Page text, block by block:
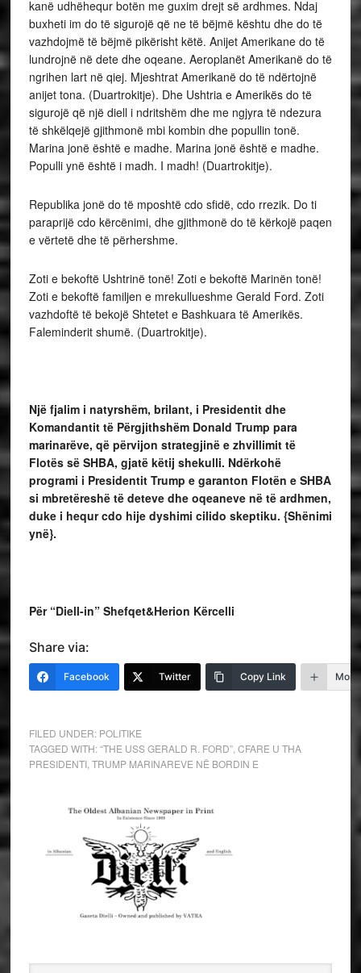
kanë udhëhequr botën me guxim drejt së ardhmes. Ndaj
buxheti im do të sigurojë që ne të bëjmë kështu dhe do të
vazhdojmë të bëjmë pikërisht këtë. Anijet Amerikane do të
lundrojnë në dete dhe oqeane. Aeroplanët Amerikanë do të
ngrihen lart në qiej. Mjeshtrat Amerikanë do të ndërtojnë
anijet tona. (Duartrokitje). Dhe Ushtria e Amerikës do të
sigurojë që një diell i ndritshëm dhe me ngjyra të ndezura
të shkëlqejë gjithmonë mbi kombin dhe popullin tonë.
Marina jonë është e madhe. Marina jonë është e madhe.
Populli ynë është i madh. I madh! (Duartrokitje).
Republika jonë do të mposhtë cdo sfidë, cdo rrezik. Do ti
paraprijë cdo kërcënimi, dhe gjithmonë do të kërkojë paqen
e vërtetë dhe të përhershme.
Zoti e bekoftë Ushtrinë tonë! Zoti e bekoftë Marinën tonë!
Zoti e bekoftë familjen e mrekullueshme Gerald Ford. Zoti
vazhdoftë të bekojë Shtetet e Bashkuara të Amerikës.
Faleminderit shumë. (Duartrokitje).
Një fjalim i natyrshëm, brilant, i Presidentit dhe
Komandantit të Përgjithshëm Donald Trump para
marinarëve, që përvijon strategjinë e zhvillimit të
Flotës së SHBA, gjatë këtij shekulli. Ndërkohë
programi i Presidentit Trump e garanton Flotën e SHBA
si mbretëreshë të deteve dhe oqeaneve në të ardhmen,
duke i hequr cdo hije dyshimi cilido skeptiku. {Shënimi
ynë}.
Për “Diell-in” Shefqet&Herion Kërcelli
Share via:
Facebook Twitter Copy Link More
FILED UNDER: POLITIKE
TAGGED WITH:“THE USS GERALD R. FORD”, CFARE U THA
PRESIDENTI, TRUMP MARINAREVE NË BORDIN E